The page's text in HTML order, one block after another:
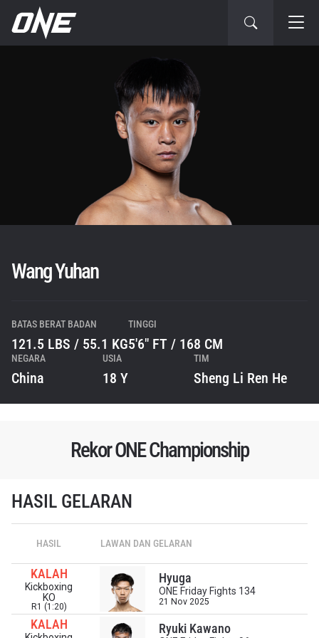
Wang Yuhan
BATAS BERAT BADAN
121.5 LBS / 55.1 KG
TINGGI
5'6" FT / 168 CM
NEGARA
China
USIA
18 Y
TIM
Sheng Li Ren He
Rekor ONE Championship
HASIL GELARAN
HASIL LAWAN DAN GELARAN
KALAH
Kickboxing
KO
R1 (1:20)
Hyuga
ONE Friday Fights 134
21 Nov 2025
KALAH Ryuki Kawano
IKUTI PERKEMBANGAN TERBARU
Bawa ONE Championship kemana pun anda pergi!
Daftar sekarang untuk mendapat akses ke berita
terbaru, tawaran spesial, dan akses awal untuk kursi
terbaik di gelaran langsung kami.